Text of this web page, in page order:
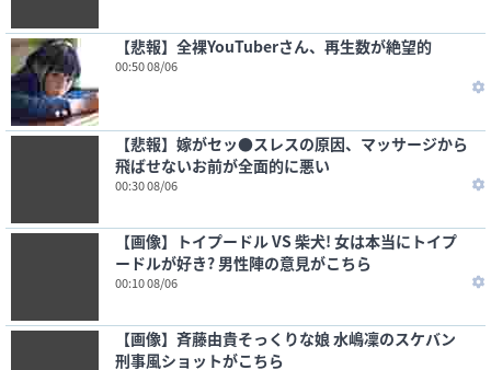
【悲報】全裸YouTuberさん、再生数が絶望的
00:50 08/06
【悲報】嫁がセッ●スレスの原因、マッサージから
飛ばせないお前が全面的に悪い
00:30 08/06
【画像】トイプードル VS 柴犬! 女は本当にトイプ
ードルが好き? 男性陣の意見がこちら
00:10 08/06
【画像】斉藤由貴そっくりな娘 水嶋凜のスケバン
刑事風ショットがこちら